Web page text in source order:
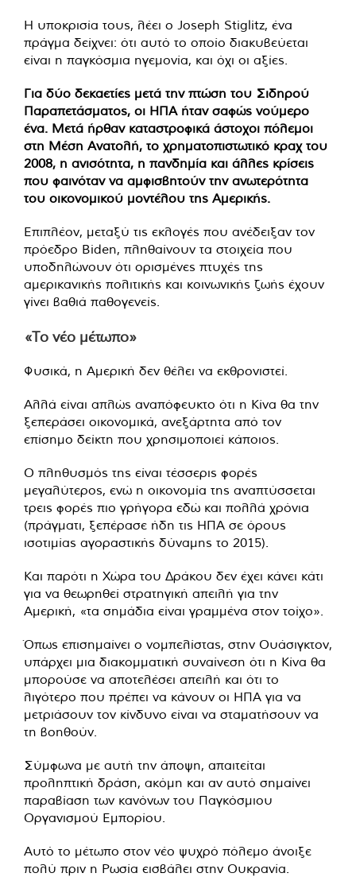
Η υποκρισία τους, λέει ο Joseph Stiglitz, ένα
πράγμα δείχνει: ότι αυτό το οποίο διακυβεύεται
είναι η παγκόσμια ηγεμονία, και όχι οι αξίες.
Για δύο δεκαετίες μετά την πτώση του Σιδηρού
Παραπετάσματος, οι ΗΠΑ ήταν σαφώς νούμερο
ένα. Μετά ήρθαν καταστροφικά άστοχοι πόλεμοι
στη Μέση Ανατολή, το χρηματοπιστωτικό κραχ του
2008, η ανισότητα, η πανδημία και άλλες κρίσεις
που φαινόταν να αμφισβητούν την ανωτερότητα
του οικονομικού μοντέλου της Αμερικής.
Επιπλέον, μεταξύ τις εκλογές που ανέδειξαν τον
πρόεδρο Biden, πληθαίνουν τα στοιχεία που
υποδηλώνουν ότι ορισμένες πτυχές της
αμερικανικής πολιτικής και κοινωνικής ζωής έχουν
γίνει βαθιά παθογενείς.
«Το νέο μέτωπο»
Φυσικά, η Αμερική δεν θέλει να εκθρονιστεί.
Αλλά είναι απλώς αναπόφευκτο ότι η Κίνα θα την
ξεπεράσει οικονομικά, ανεξάρτητα από τον
επίσημο δείκτη που χρησιμοποιεί κάποιος.
Ο πληθυσμός της είναι τέσσερις φορές
μεγαλύτερος, ενώ η οικονομία της αναπτύσσεται
τρεις φορές πιο γρήγορα εδώ και πολλά χρόνια
(πράγματι, ξεπέρασε ήδη τις ΗΠΑ σε όρους
ισοτιμίας αγοραστικής δύναμης το 2015).
Και παρότι η Χώρα του Δράκου δεν έχει κάνει κάτι
για να θεωρηθεί στρατηγική απειλή για την
Αμερική, «τα σημάδια είναι γραμμένα στον τοίχο».
Όπως επισημαίνει ο νομπελίστας, στην Ουάσιγκτον,
υπάρχει μια διακομματική συναίνεση ότι η Κίνα θα
μπορούσε να αποτελέσει απειλή και ότι το
λιγότερο που πρέπει να κάνουν οι ΗΠΑ για να
μετριάσουν τον κίνδυνο είναι να σταματήσουν να
τη βοηθούν.
Σύμφωνα με αυτή την άποψη, απαιτείται
προληπτική δράση, ακόμη και αν αυτό σημαίνει
παραβίαση των κανόνων του Παγκόσμιου
Οργανισμού Εμπορίου.
Αυτό το μέτωπο στον νέο ψυχρό πόλεμο άνοιξε
πολύ πριν η Ρωσία εισβάλει στην Ουκρανία.